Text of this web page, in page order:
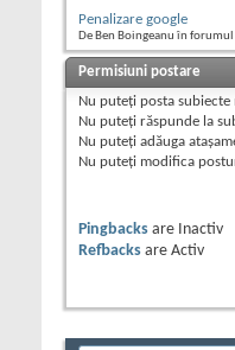
Penalizare google
De Ben Boingeanu în
Permisiuni postare
Nu puteţi posta subiecte
Nu puteţi răspunde la
Nu puteţi adăuga
Nu puteţi modifica
Pingbacks are
Inactiv
Refbacks are Activ